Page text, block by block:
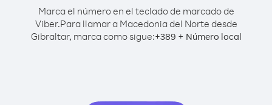
Marca el número en el teclado de marcado de
Viber.Para llamar a Macedonia del Norte desde
Gibraltar, marca como sigue:+389 + Número local